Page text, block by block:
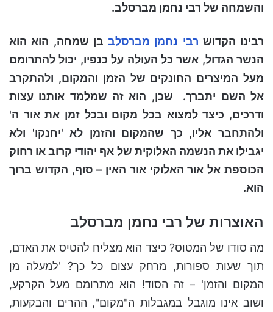
והשמחה של רבי נחמן מברסלב.
רבינו הקדוש רבי נחמן מברסלב בן שמחה, הוא הוא
הנשר הגדול, אשר כל העולה על כנפיו, יכול להתרומם
מעל המיצרים החונקים של הזמן והמקום, ולהתקרב
אל השם יתברך. שכן, הוא זה שמלמד אותנו עצות
ודרכים, כיצד למצוא בכל מקום ובכל זמן את אור ה'
ולהתחבר אליו, כך שהמקום והזמן לא 'יחנקו' ולא
יגבילו את הנשמה האלוקית של אף יהודי קרוב או רחוק
הכוספת אל אור האלוקי אור האין – סוף, הקדוש ברוך
הוא.
האוצרות של רבי נחמן מברסלב
מה סודו של המטוס? כיצד הוא מצליח להטיס את האדם,
תוך שעות ספורות, מרחק עצום כל כך? 'למעלה מן
המקום והזמן' – זה הסוד! הוא מתרומם מעל הקרקע,
ושוב אינו מוגבל במגבלות ה"מקום", ההרים והבקעות,